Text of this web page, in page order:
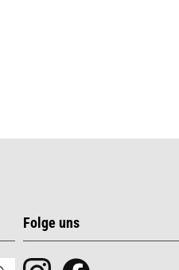
Folge uns